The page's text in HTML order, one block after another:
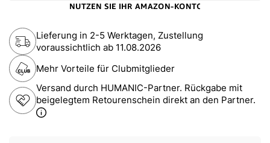
Lieferung in 2-5 Werktagen, Zustellung
voraussichtlich ab 11.08.2026
Mehr Vorteile für Clubmitglieder
Versand durch HUMANIC-Partner. Rückgabe mit
beigelegtem Retourenschein direkt an den Partner.